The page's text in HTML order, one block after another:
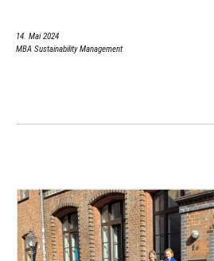
14. Mai 2024
MBA Sustainability Management